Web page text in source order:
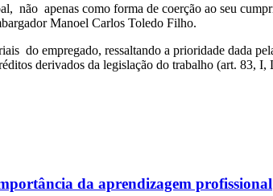
apenas como forma de coerção ao seu
Manoel Carlos Toledo Filho.
do empregado, ressaltando a prioridade dada
derivados da legislação do trabalho (art. 83,
da aprendizagem profissional